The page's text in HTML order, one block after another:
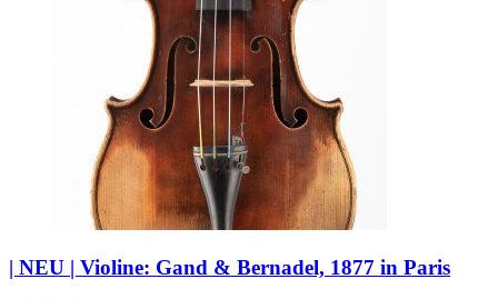
| NEU | Violine: Gand & Bernadel, 1877 in Paris